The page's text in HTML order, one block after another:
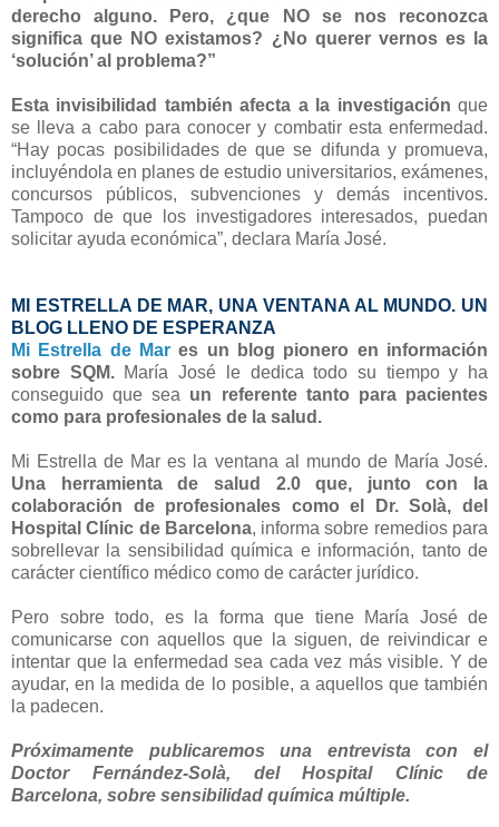
derecho alguno. Pero, ¿que NO se nos reconozca
significa que NO existamos? ¿No querer vernos es la
‘solución’ al problema?”
Esta invisibilidad también afecta a la investigación que
se lleva a cabo para conocer y combatir esta enfermedad.
“Hay pocas posibilidades de que se difunda y promueva,
incluyéndola en planes de estudio universitarios, exámenes,
concursos públicos, subvenciones y demás incentivos.
Tampoco de que los investigadores interesados, puedan
solicitar ayuda económica”, declara María José.
MI ESTRELLA DE MAR, UNA VENTANA AL MUNDO. UN
BLOG LLENO DE ESPERANZA
Mi Estrella de Mar es un blog pionero en información
sobre SQM.María José le dedica todo su tiempo y ha
conseguido que sea un referente tanto para pacientes
como para profesionales de la salud.
Mi Estrella de Mar es la ventana al mundo de María José.
Una herramienta de salud 2.0 que, junto con la
colaboración de profesionales como el Dr. Solà, del
Hospital Clínic de Barcelona, informa sobre remedios para
sobrellevar la sensibilidad química e información, tanto de
carácter científico médico como de carácter jurídico.
Pero sobre todo, es la forma que tiene María José de
comunicarse con aquellos que la siguen, de reivindicar e
intentar que la enfermedad sea cada vez más visible. Y de
ayudar, en la medida de lo posible, a aquellos que también
la padecen.
Próximamente publicaremos una entrevista con el
Doctor Fernández-Solà, del Hospital Clínic de
Barcelona, sobre sensibilidad química múltiple.